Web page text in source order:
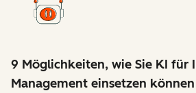
9 Möglichkeiten, wie Sie KI für
Management einsetzen können